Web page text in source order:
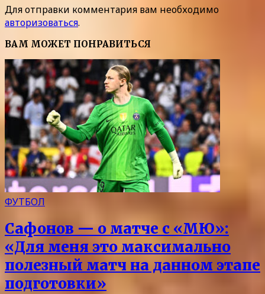
Для отправки комментария вам необходимо
авторизоваться.
ВАМ МОЖЕТ ПОНРАВИТЬСЯ
ФУТБОЛ
Сафонов — о матче с «МЮ»:
«Для меня это максимально
полезный матч на данном этапе
подготовки»